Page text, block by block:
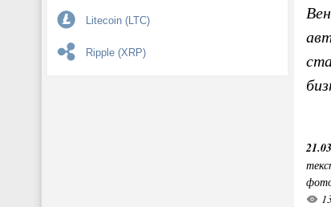
Litecoin (LTC)
Ripple (XRP)